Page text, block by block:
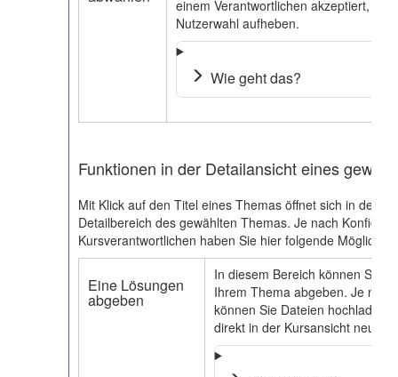
einem Verantwortlichen akzeptiert,
Nutzerwahl aufheben.
Wie geht das?
Funktionen in der Detailansicht eines
Mit Klick auf den Titel eines Themas öffnet sich in der
Detailbereich des gewählten Themas. Je nach
Kursverantwortlichen haben Sie hier folgende
Eine Lösungen
abgeben
In diesem Bereich können Sie
Ihrem Thema abgeben. Je
können Sie Dateien hochladen
direkt in der Kursansicht neu